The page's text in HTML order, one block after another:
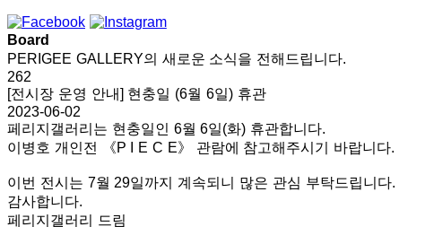
Board
PERIGEE GALLERY의 새로운 소식을 전해드립니다.
262
[전시장 운영 안내] 현충일 (6월 6일) 휴관
2023-06-02
페리지갤러리는 현충일인 6월 6일(화) 휴관합니다.
이병호 개인전 《P I E C E》 관람에 참고해주시기 바랍니다.
이번 전시는 7월 29일까지 계속되니 많은 관심 부탁드립니다.
감사합니다.
페리지갤러리 드림